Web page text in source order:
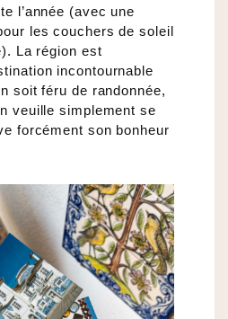
l’année (avec une
les couchers de soleil
La région est
incontournable
soit féru de randonnée,
veuille simplement se
forcément son bonheur